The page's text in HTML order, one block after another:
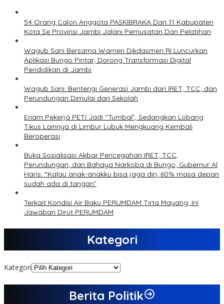
54 Orang Calon Anggota PASKIBRAKA Dari 11 Kabupaten
Kota Se Provinsi Jambi Jalani Pemusatan Dan Pelatihan
Wagub Sani Bersama Wamen Dikdasmen RI Luncurkan
Aplikasi Bungo Pintar, Dorong Transformasi Digital
Pendidikan di Jambi
Wagub Sani: Bentengi Generasi Jambi dari IRET, TCC, dan
Perundungan Dimulai dari Sekolah
Enam Pekerja PETI Jadi “Tumbal”, Sedangkan Lobang
Tikus Lainnya di Limbur Lubuk Mengkuang Kembali
Beroperasi
Buka Sosialisasi Akbar Pencegahan IRET, TCC,
Perundungan, dan Bahaya Narkoba di Bungo, Gubernur Al
Haris: “Kalau anak-anakku bisa jaga diri, 60% masa depan
sudah ada di tangan”
Terkait Kondisi Air Baku PERUMDAM Tirta Mayang, Ini
Jawaban Dirut PERUMDAM
Kategori
Kategori
Berita Politik